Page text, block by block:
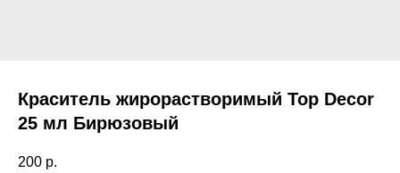
Краситель жирорастворимый Top Decor
25 мл Бирюзовый
200 р.